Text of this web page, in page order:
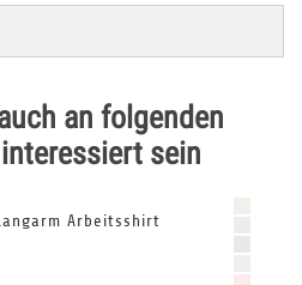
an folgenden
sein
Arbeitsshirt